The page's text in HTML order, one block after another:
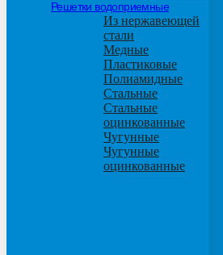
Решетки водоприемные
Из нержавеющей
стали
Медные
Пластиковые
Полиамидные
Стальные
Стальные
оцинкованные
Чугунные
Чугунные
оцинкованные